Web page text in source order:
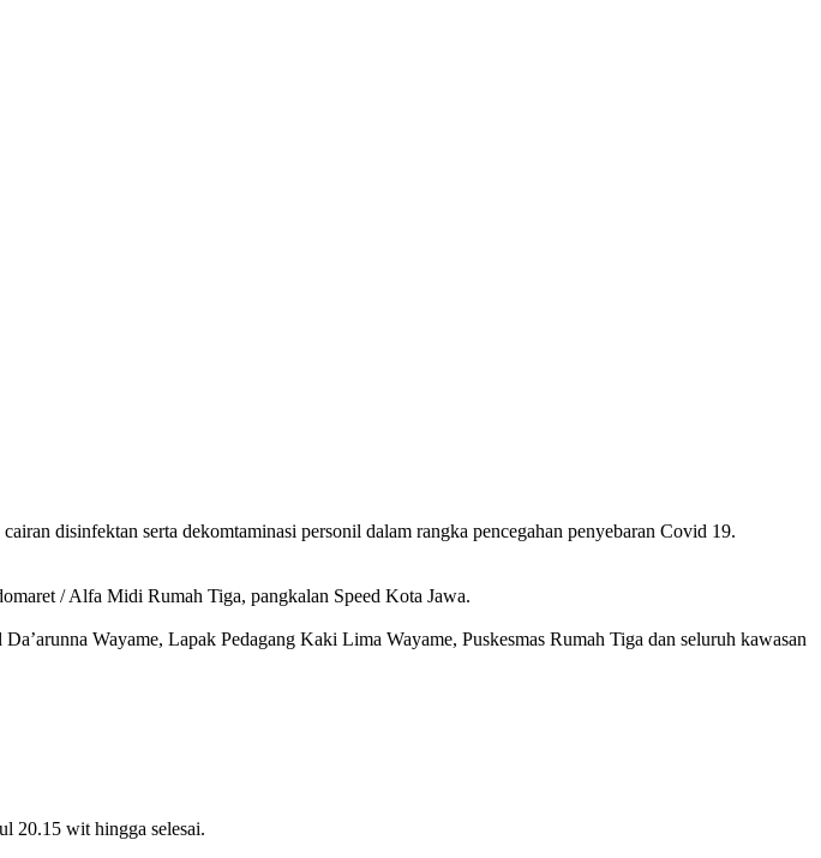
disinfektan serta dekomtaminasi personil dalam rangka pencegahan penyebaran Covid 19.
/ Alfa Midi Rumah Tiga, pangkalan Speed Kota Jawa.
Wayame, Lapak Pedagang Kaki Lima Wayame, Puskesmas Rumah Tiga dan seluruh kawasan
20.15 wit hingga selesai.